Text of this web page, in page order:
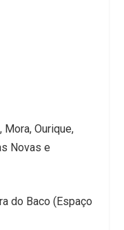
Mora, Ourique,
Novas e
do Baco (Espaço